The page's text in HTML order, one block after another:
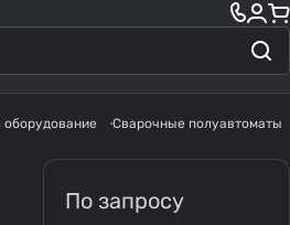
оборудование Сварочные полуавтоматы
По запросу